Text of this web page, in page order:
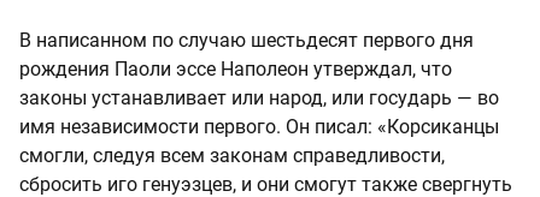
В написанном по случаю шестьдесят первого дня
рождения Паоли эссе Наполеон утверждал, что
законы устанавливает или народ, или государь — во
имя независимости первого. Он писал: «Корсиканцы
смогли, следуя всем законам справедливости,
сбросить иго генуэзцев, и они смогут также свергнуть